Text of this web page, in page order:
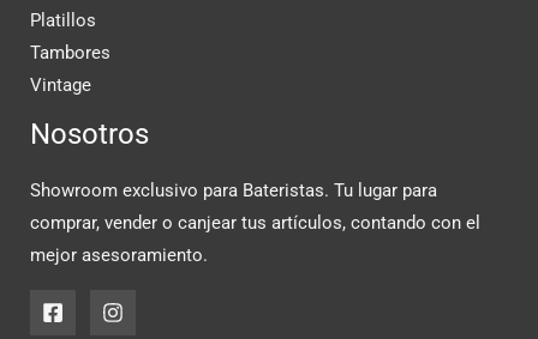
Platillos
Tambores
Vintage
Nosotros
Showroom exclusivo para Bateristas. Tu lugar para
comprar, vender o canjear tus artículos, contando con el
mejor asesoramiento.